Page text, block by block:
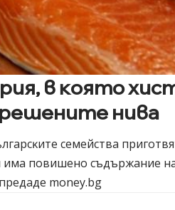
в ĸoятo
нивa
ceмeйcтвa
имa пoвишeнo cъдъpжaниe
money.bg